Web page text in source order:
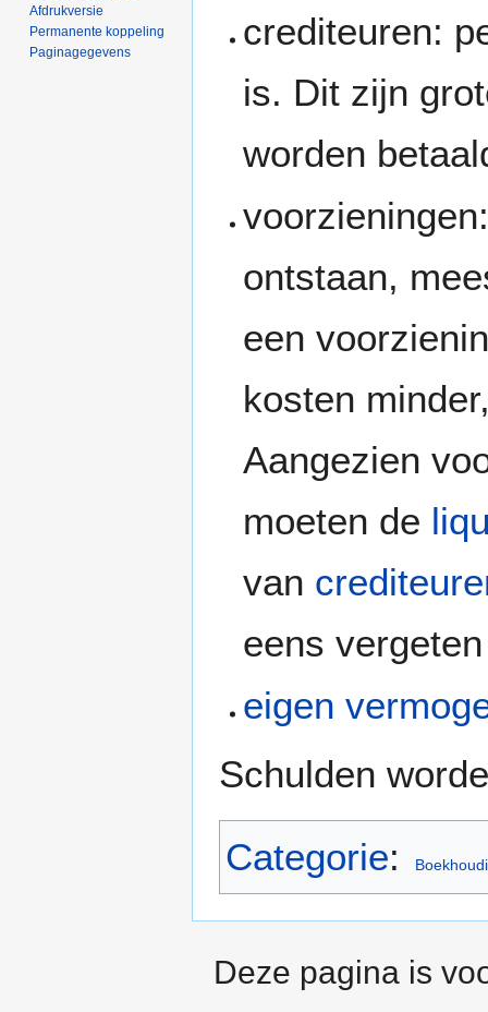
crediteuren:
is. Dit zijn
worden
ontstaan,
een
kosten
Aangezien
moeten de
van
eens
eigen
Schulden
Categorie:
Afdrukversie
Permanente koppeling
Paginagegevens
Deze pagina is